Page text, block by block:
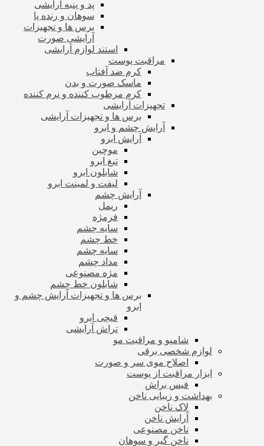
پد و پنبه آرایشی
سوهان و رنده پا
برس ها و تجهیزات
آرایشی صورت
استند لوازم آرایشی
مراقبت پوست
کرم ضد آفتاب
ماسک صورت و بدن
کرم مرطوب کننده و نرم کننده
تجهیزات آرایشی
برس ها و تجهیزات آرایشی
آرایش چشم و ابرو
آرایش ابرو
موچین
تیغ ابرو
شابلون ابرو
لیفت و لمینت ابرو
آرایش چشم
ریمل
فرمژه
سایه چشم
خط چشم
سایه چشم
مداد چشم
مژه مصنوعی
شابلون خط چشم
برس ها و تجهیزات آرایش چشم و
ابرو
قیچی ابرو
تراش آرایشی
شامپو و مراقبت مو
لوازم شخصی برقی
اصلاح موی سر و صورت
ابزار مراقبت از پوست
فیس براش
بهداشت و زیبایی ناخن
لاک ناخن
آرایش ناخن
ناخن مصنوعی
ناخن گیر و سوهان